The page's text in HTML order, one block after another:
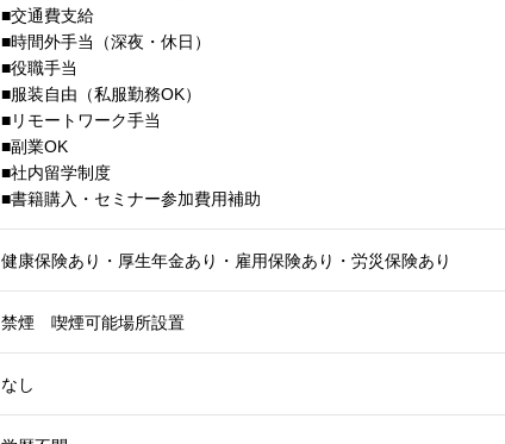
■交通費支給
■時間外手当（深夜・休日）
■役職手当
■服装自由（私服勤務OK）
■リモートワーク手当
■副業OK
■社内留学制度
■書籍購入・セミナー参加費用補助
健康保険あり・厚生年金あり・雇用保険あり・労災保険あり
禁煙 喫煙可能場所設置
なし